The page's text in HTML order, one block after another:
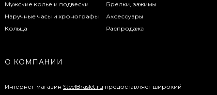
Мужские колье и подвески
Наручные часы и хронографы
Кольца
Брелки, зажимы
Аксессуары
Распродажа
О КОМПАНИИ
Интернет-магазин SteelBraslet.ru предоставляет широкий